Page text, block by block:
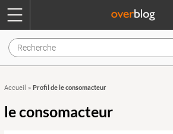
Accueil » Profil de le consomacteur
le consomacteur